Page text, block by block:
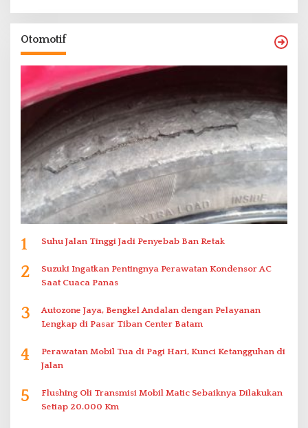
Otomotif
1 Suhu Jalan Tinggi Jadi Penyebab Ban Retak
2
Suzuki Ingatkan Pentingnya Perawatan Kondensor AC
Saat Cuaca Panas
3
Autozone Jaya, Bengkel Andalan dengan Pelayanan
Lengkap di Pasar Tiban Center Batam
4
Perawatan Mobil Tua di Pagi Hari, Kunci Ketangguhan di
Jalan
5
Flushing Oli Transmisi Mobil Matic Sebaiknya Dilakukan
Setiap 20.000 Km